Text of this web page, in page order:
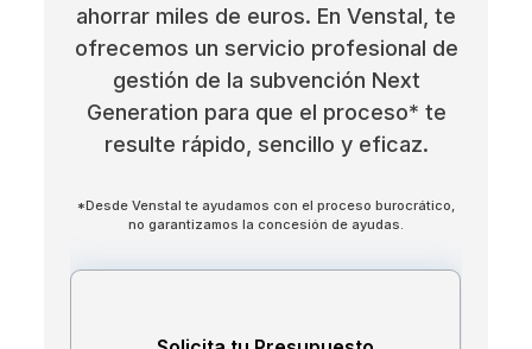
ahorrar miles de euros. En Venstal, te
ofrecemos un servicio profesional de
gestión de la subvención Next
Generation para que el proceso* te
resulte rápido, sencillo y eficaz.
*Desde Venstal te ayudamos con el proceso burocrático,
no garantizamos la concesión de ayudas.